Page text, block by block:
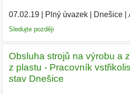
07.02.19| Plný úvazek| Dnešice|
Sledujte později
Obsluha strojů na výrobu a
z plastu - Pracovník
stav Dnešice